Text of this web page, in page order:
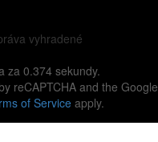
vyhradené
za 0.374 sekundy.
reCAPTCHA and the Google
of Service apply.